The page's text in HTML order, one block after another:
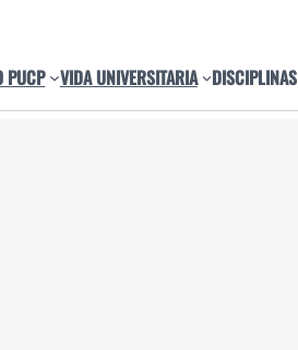
PUCP VIDA UNIVERSITARIA DISCIPLINAS